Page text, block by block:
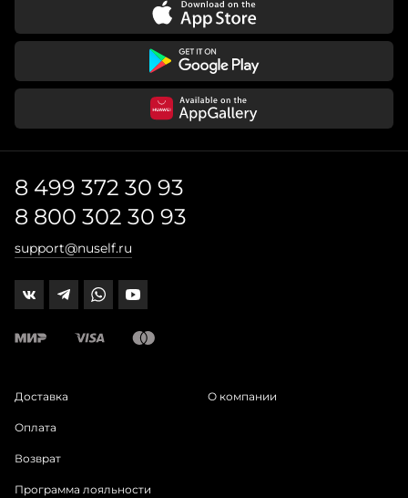
8 499 372 30 93
8 800 302 30 93
support@nuself.ru
Доставка
Оплата
Возврат
Программа лояльности
О компании